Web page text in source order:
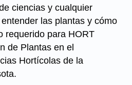
ciencias y cualquier
las plantas y cómo
requerido para HORT
de Plantas en el
Hortícolas de la